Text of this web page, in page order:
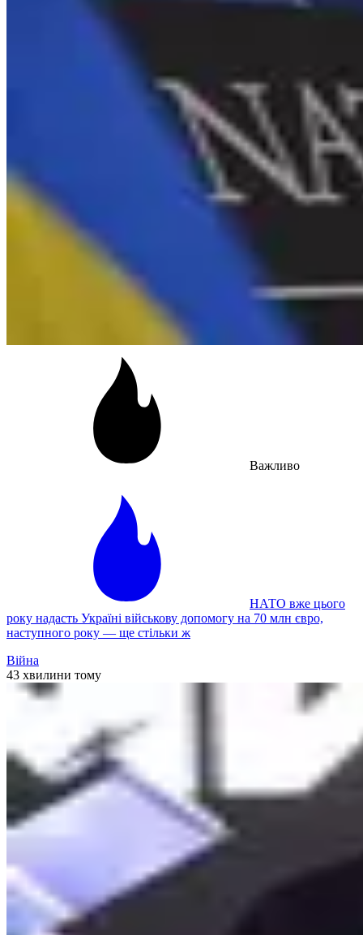
Важливо
НАТО вже цього
року надасть Україні військову допомогу на 70 млн євро,
наступного року — ще стільки ж
Війна
43 хвилини тому